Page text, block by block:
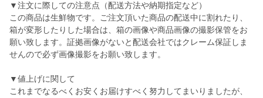
▼注文に際しての注意点（配送方法や納期指定など）
この商品は生鮮物です。ご注文頂いた商品の配送中に割れたり、
箱が変形したりした場合は、箱の画像や商品画像の撮影保管をお
願い致します。証拠画像がないと配送会社ではクレーム保証しま
せんので必ず画像撮影をお願い致します。
▼値上げに関して
これまでなるべくお安くお届けすべく努力してまいりましたが、